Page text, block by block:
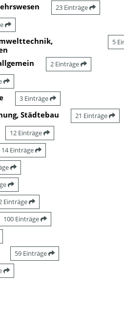
23 Einträge
5
2 Einträge
3 Einträge
Städtebau 21 Einträge
12 Einträge
14 Einträge
Einträge
100 Einträge
59 Einträge